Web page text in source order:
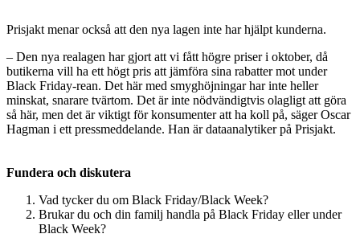
Prisjakt menar också att den nya lagen inte har hjälpt kunderna.
– Den nya realagen har gjort att vi fått högre priser i oktober, då
butikerna vill ha ett högt pris att jämföra sina rabatter mot under
Black Friday-rean. Det här med smyghöjningar har inte heller
minskat, snarare tvärtom. Det är inte nödvändigtvis olagligt att göra
så här, men det är viktigt för konsumenter att ha koll på, säger Oscar
Hagman i ett pressmeddelande. Han är dataanalytiker på Prisjakt.
Fundera och diskutera
Vad tycker du om Black Friday/Black Week?
Brukar du och din familj handla på Black Friday eller under
Black Week?